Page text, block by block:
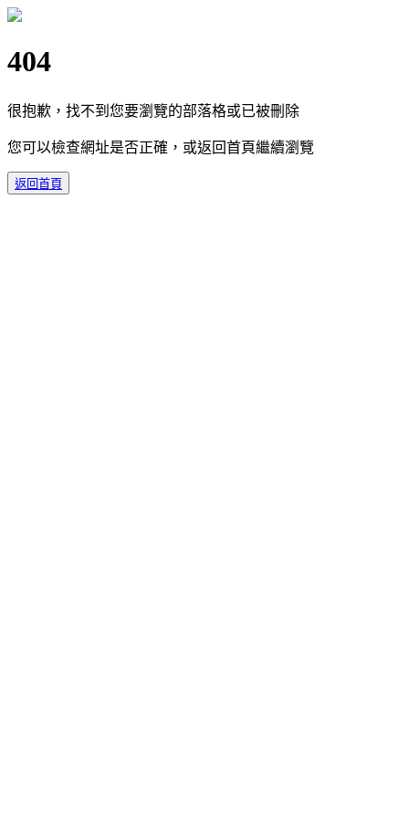
404
很抱歉，找不到您要瀏覽的部落格或已被刪除
您可以檢查網址是否正確，或返回首頁繼續瀏覽
返回首頁